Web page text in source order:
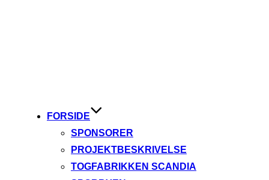
FORSIDE
SPONSORER
PROJEKTBESKRIVELSE
TOGFABRIKKEN SCANDIA